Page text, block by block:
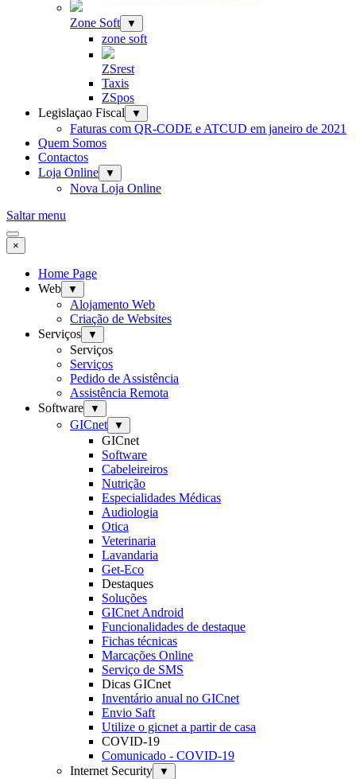
Zone Soft ▼
zone soft
ZSrest
Taxis
ZSpos
Legislaçao Fiscal
▼
Faturas com QR-CODE e ATCUD em janeiro de 2021
Quem Somos
Contactos
Loja Online
▼
Nova Loja Online
Saltar menu
×
Home Page
Web
▼
Alojamento Web
Criação de Websites
Serviços
▼
Serviços
Serviços
Pedido de Assistência
Assistência Remota
Software
▼
GICnet ▼
GICnet
Software
Cabeleireiros
Nutrição
Especialidades Médicas
Audiologia
Otica
Veterinaria
Lavandaria
Get-Eco
Destaques
Soluções
GICnet Android
Funcionalidades de destaque
Fichas técnicas
Marcações Online
Serviço de SMS
Dicas GICnet
Inventário anual no GICnet
Envio Saft
Utilize o gicnet a partir de casa
COVID-19
Comunicado - COVID-19
Internet Security
▼